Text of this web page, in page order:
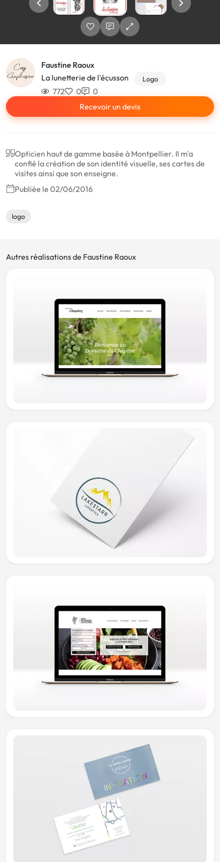
Faustine Raoux
La lunetterie de l'écusson
Logo
772 0
0
Recevoir un devis
Opticien haut de gamme basée à Montpellier. Il m'a
confié la création de son identité visuelle, ses cartes de
visites ainsi que son enseigne.
Publiée le 02/06/2016
logo
Autres réalisations de Faustine Raoux